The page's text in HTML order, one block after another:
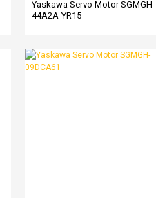
Yaskawa Servo Motor SGMGH-
44A2A-YR15